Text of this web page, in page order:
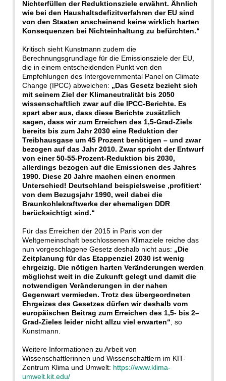
Nichterfüllen der Reduktionsziele erwähnt. Ähnlich
wie bei den Haushaltsdefizitverfahren der EU sind
von den Staaten anscheinend keine wirklich harten
Konsequenzen bei Nichteinhaltung zu befürchten.“
Kritisch sieht Kunstmann zudem die
Berechnungsgrundlage für die Emissionsziele der EU,
die in einem entscheidenden Punkt von den
Empfehlungen des Intergovernmental Panel on Climate
Change (IPCC) abweichen: „Das Gesetz bezieht sich
mit seinem Ziel der Klimaneutralität bis 2050
wissenschaftlich zwar auf die IPCC-Berichte. Es
spart aber aus, dass diese Berichte zusätzlich
sagen, dass wir zum Erreichen des 1,5-Grad-Ziels
bereits bis zum Jahr 2030 eine Reduktion der
Treibhausgase um 45 Prozent benötigen – und zwar
bezogen auf das Jahr 2010. Zwar spricht der Entwurf
von einer 50-55-Prozent-Reduktion bis 2030,
allerdings bezogen auf die Emissionen des Jahres
1990. Diese 20 Jahre machen einen enormen
Unterschied! Deutschland beispielsweise ‚profitiert‘
von dem Bezugsjahr 1990, weil dabei die
Braunkohlekraftwerke der ehemaligen DDR
berücksichtigt sind.“
Für das Erreichen der 2015 in Paris von der
Weltgemeinschaft beschlossenen Klimaziele reiche das
nun vorgeschlagene Gesetz deshalb nicht aus: „Die
Zeitplanung für das Etappenziel 2030 ist wenig
ehrgeizig. Die nötigen harten Veränderungen werden
möglichst weit in die Zukunft gelegt und damit die
notwendigen Veränderungen in der nahen
Gegenwart vermieden. Trotz des übergeordneten
Ehrgeizes des Gesetzes dürfen wir deshalb vom
europäischen Beitrag zum Erreichen des 1,5- bis 2–
Grad-Zieles leider nicht allzu viel erwarten“ , so
Kunstmann.
Weitere Informationen zu Arbeit von
Wissenschaftlerinnen und Wissenschaftlern im KIT-
Zentrum Klima und Umwelt: https://www.klima-
umwelt.kit.edu/